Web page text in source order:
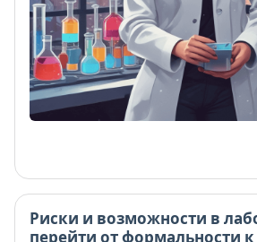
Риски и возможности в
перейти от формальности